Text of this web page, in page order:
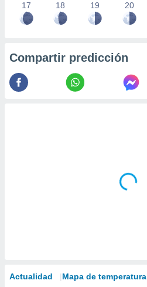
17 18 19 20
Compartir predicción
Actualidad Mapa de temperatura